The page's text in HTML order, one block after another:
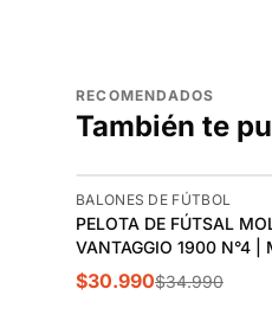
RECOMENDADOS
También te
-11%
BALONES DE FÚTBOL
PELOTA DE FÚTSAL
VANTAGGIO 1900 N°4 |
$30.990$34.990